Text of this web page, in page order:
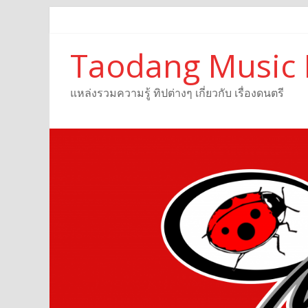
Taodang Music
แหล่งรวมความรู้ ทิปต่างๆ เกี่ยวกับ เรื่องดนตรี